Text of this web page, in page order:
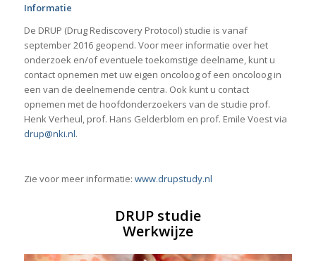
Informatie
De DRUP (Drug Rediscovery Protocol) studie is vanaf
september 2016 geopend. Voor meer informatie over het
onderzoek en/of eventuele toekomstige deelname, kunt u
contact opnemen met uw eigen oncoloog of een oncoloog in
een van de deelnemende centra. Ook kunt u contact
opnemen met de hoofdonderzoekers van de studie prof.
Henk Verheul, prof. Hans Gelderblom en prof. Emile Voest via
drup@nki.nl.
Zie voor meer informatie: www.drupstudy.nl
DRUP studie
Werkwijze